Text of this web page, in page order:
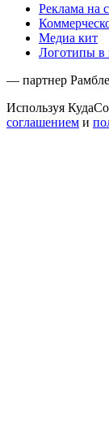
Реклама на
Медиа кит
Логотипы в
— партнер
Используя
соглашением и